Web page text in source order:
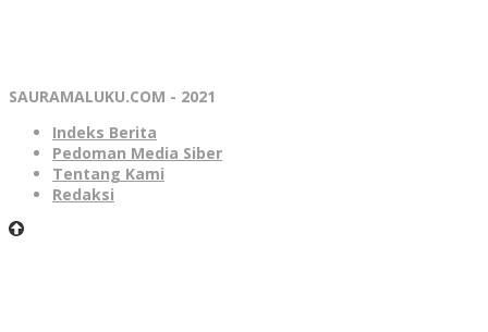
SAURAMALUKU.COM - 2021
Indeks Berita
Pedoman Media Siber
Tentang Kami
Redaksi